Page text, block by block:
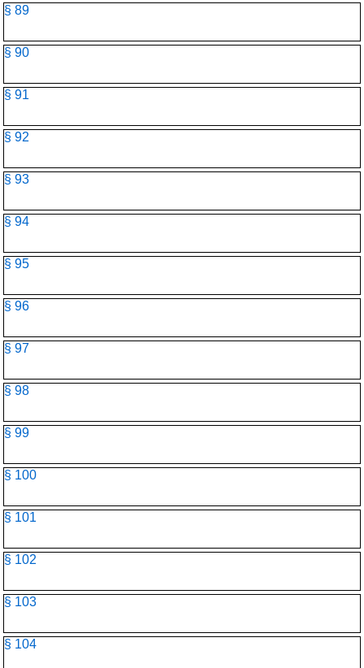
§ 89
§ 90
§ 91
§ 92
§ 93
§ 94
§ 95
§ 96
§ 97
§ 98
§ 99
§ 100
§ 101
§ 102
§ 103
§ 104